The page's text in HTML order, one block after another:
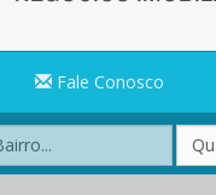
Fale Conosco